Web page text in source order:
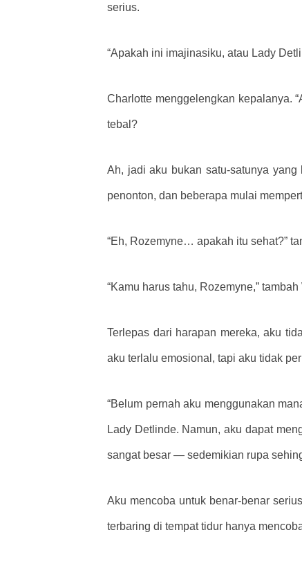
serius.
“Apakah ini imajinasiku, atau Lady
Charlotte menggelengkan kepalanya.
tebal?
Ah, jadi aku bukan satu-satunya
penonton, dan beberapa mulai
“Eh, Rozemyne… apakah itu sehat?”
“Kamu harus tahu, Rozemyne,”
Terlepas dari harapan mereka, aku
aku terlalu emosional, tapi aku tidak
“Belum pernah aku menggunakan
Lady Detlinde. Namun, aku dapat
sangat besar — ​​sedemikian rupa
Aku mencoba untuk benar-benar
terbaring di tempat tidur hanya